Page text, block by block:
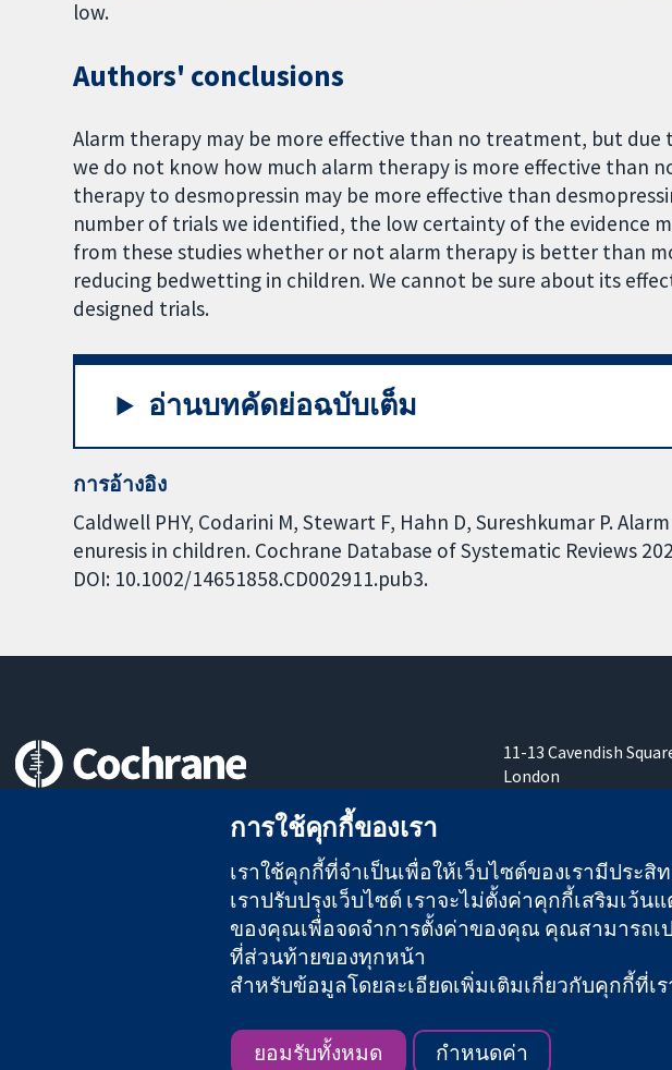
low.
Authors' conclusions
Alarm therapy may be more effective than no treatment, but due
we do not know how much alarm therapy is more effective than
therapy to desmopressin may be more effective than
number of trials we identified, the low certainty of the evidence
from these studies whether or not alarm therapy is better than
reducing bedwetting in children. We cannot be sure about its
designed trials.
อ่านบทคัดย่อฉบับเต็ม
การอ้างอิง
Caldwell PHY, Codarini M, Stewart F, Hahn D, Sureshkumar P.
enuresis in children. Cochrane Database of Systematic Reviews
DOI: 10.1002/14651858.CD002911.pub3.
11-13 Cavendish
London
The Cochrane Collaboration เป็นองค์กรการกุศล (เลขที่ 1045921) และบริษัทจำกัดโดยกา
สงวนลิขสิทธิ์ © 2026 The Cochrane Collaboration ข้อกำหนดแ
การใช้คุกกี้ของเรา
เราใช้คุกกี้ที่จำเป็นเพื่อให้เว็บไซต์ของเรามีประ
เราปรับปรุงเว็บไซต์ เราจะไม่ตั้งค่าคุกกี้เสริมเ
ของคุณเพื่อจดจำการตั้งค่าของคุณ คุณสามารถเ
ที่ส่วนท้ายของทุกหน้า
สำหรับข้อมูลโดยละเอียดเพิ่มเติมเกี่ยวกับคุกกี้ที่เร
ยอมรับทั้งหมด กำหนดค่า